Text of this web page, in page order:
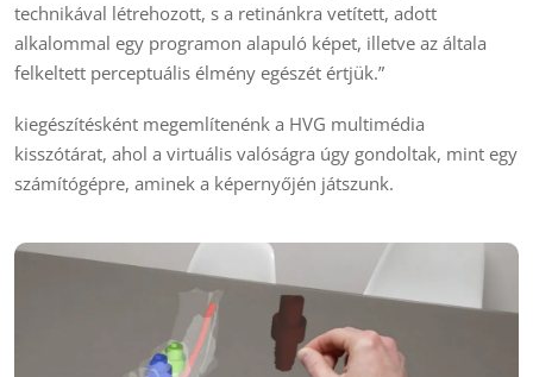
technikával létrehozott, s a retinánkra vetített, adott
alkalommal egy programon alapuló képet, illetve az általa
felkeltett perceptuális élmény egészét értjük.”
kiegészítésként megemlítenénk a HVG multimédia
kisszótárat, ahol a virtuális valóságra úgy gondoltak, mint egy
számítógépre, aminek a képernyőjén játszunk.